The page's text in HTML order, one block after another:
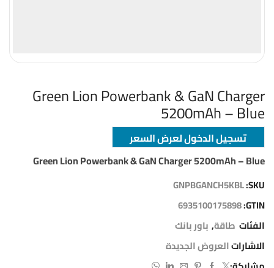
Green Lion Powerbank & GaN Charger
5200mAh – Blue
تسجيل الدخول لعرض السعر
Green Lion Powerbank & GaN Charger 5200mAh – Blue
SKU:
GNPBGANCH5KBL
GTIN:
6935100175898
الفئات طاقة, باور بانك
الاشاراتالعروض الجديدة